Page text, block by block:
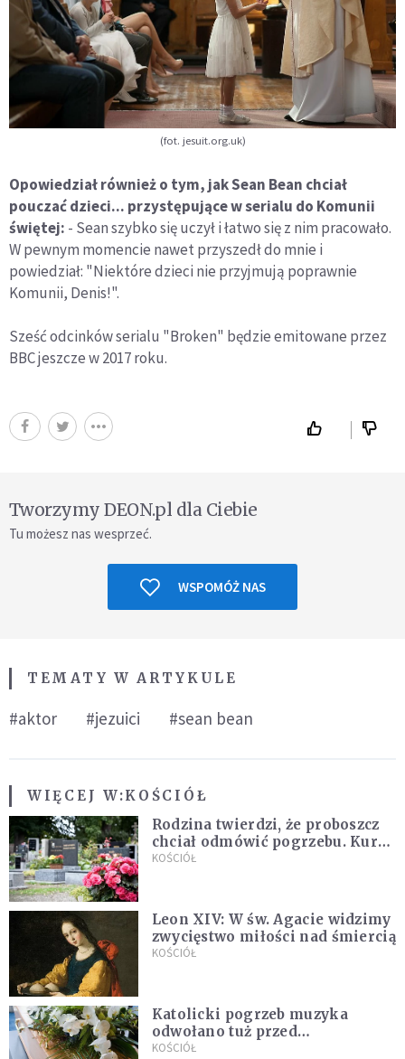
(fot. jesuit.org.uk)
Opowiedział również o tym, jak Sean Bean chciał
pouczać dzieci... przystępujące w serialu do Komunii
świętej: - Sean szybko się uczył i łatwo się z nim pracowało.
W pewnym momencie nawet przyszedł do mnie i
powiedział: "Niektóre dzieci nie przyjmują poprawnie
Komunii, Denis!".
Sześć odcinków serialu "Broken" będzie emitowane przez
BBC jeszcze w 2017 roku.
Tworzymy DEON.pl dla Ciebie
Tu możesz nas wesprzeć.
WSPOMÓŻ NAS
TEMATY W ARTYKULE
#aktor #jezuici #sean bean
WIĘCEJ W:KOŚCIÓŁ
Rodzina twierdzi, że proboszcz
chciał odmówić pogrzebu. Kuria
zapowiada wyjaśnienia
KOŚCIÓŁ
Leon XIV: W św. Agacie widzimy
zwycięstwo miłości nad śmiercią
KOŚCIÓŁ
Katolicki pogrzeb muzyka
odwołano tuż przed
uroczystością. Powodem była
KOŚCIÓŁ